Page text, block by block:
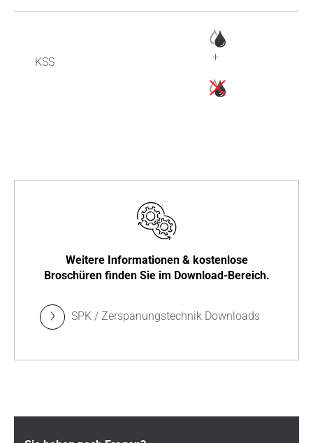
KSS +
Weitere Informationen & kostenlose
Broschüren finden Sie im Download-Bereich.
SPK / Zerspanungstechnik Downloads